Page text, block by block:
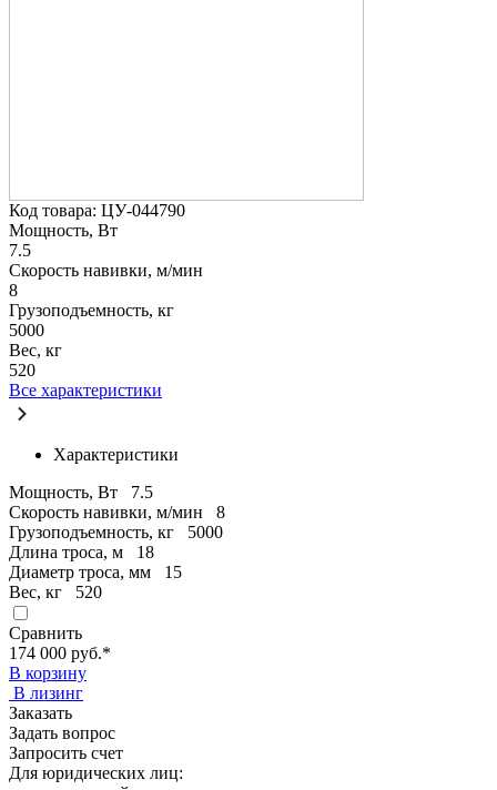
Код товара: ЦУ-044790
Мощность, Вт
7.5
Скорость навивки, м/мин
8
Грузоподъемность, кг
5000
Вес, кг
520
Все характеристики
Характеристики
Мощность, Вт
7.5
Скорость навивки, м/мин
8
Грузоподъемность, кг
5000
Длина троса, м
18
Диаметр троса, мм
15
Вес, кг
520
Сравнить
174 000 руб.*
В корзину
В лизинг
Заказать
Задать вопрос
Запросить счет
Для юридических лиц: